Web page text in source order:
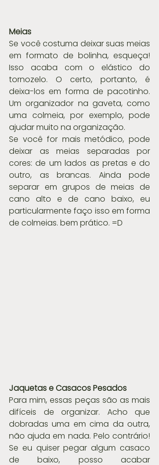
Meias
Se você costuma deixar suas meias
em formato de bolinha, esqueça!
Isso acaba com o elástico do
tornozelo. O certo, portanto, é
deixa-los em forma de pacotinho.
Um organizador na gaveta, como
uma colmeia, por exemplo, pode
ajudar muito na organização.
Se você for mais metódico, pode
deixar as meias separadas por
cores: de um lados as pretas e do
outro, as brancas. Ainda pode
separar em grupos de meias de
cano alto e de cano baixo, eu
particularmente faço isso em forma
de colmeias. bem prático. =D
Jaquetas e Casacos Pesados
Para mim, essas peças são as mais
difíceis de organizar. Acho que
dobradas uma em cima da outra,
não ajuda em nada. Pelo contrário!
Se eu quiser pegar algum casaco
de baixo, posso acabar